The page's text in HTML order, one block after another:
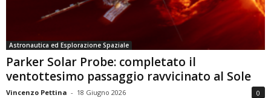
Astronautica ed Esplorazione Spaziale
Parker Solar Probe: completato il
ventottesimo passaggio ravvicinato al Sole
Vincenzo Pettina - 18 Giugno 2026 0